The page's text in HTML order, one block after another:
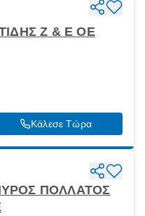
Ζ & Ε ΟΕ
Κάλεσε Τώρα
ΠΟΛΛΑΤΟΣ